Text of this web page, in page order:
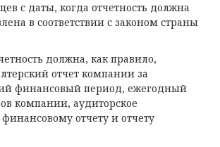
с даты, когда отчетность должна
в соответствии с законом страны
должна, как правило,
отчет компании за
финансовый период, ежегодный
компании, аудиторское
отчету и отчету